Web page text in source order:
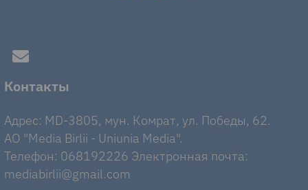
Контакты
Адрес: MD-3805, мун. Комрат, ул. Победы, 62.
AO "Media Birlii - Uniunia Media".
Телефон: 068192226 Электронная почта:
mediabirlii@gmail.com